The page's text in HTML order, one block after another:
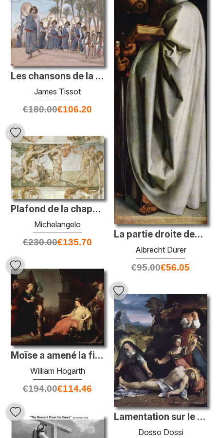
La partie droite des quatre apôtres, St. Mark's et St. Paul
Albrecht Durer
€95.00€56.05
Les chansons de la joie
James Tissot
€180.00€106.20
Plafond de la chapelle Sixtine: la tentation et l'expulsion
Michelangelo
€230.00€135.70
Moïse a amené la fille de Pharaon
William Hogarth
€194.00€114.46
Lamentation sur le corps du Christ
Dosso Dossi